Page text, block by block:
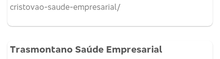
cristovao-saude-empresarial/
Trasmontano Saúde Empresarial